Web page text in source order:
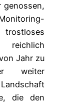
genossen,
trostloses
Jahr zu
weiter
die den